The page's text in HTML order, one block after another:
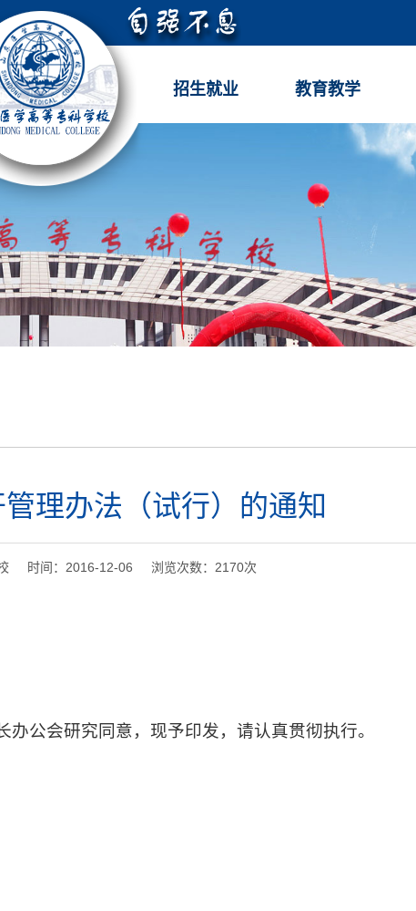
招生就业 教育教学
理办法（试行）的通知
校 时间：2016-12-06 浏览次数： 2170次
公会研究同意，现予印发，请认真贯彻执行。